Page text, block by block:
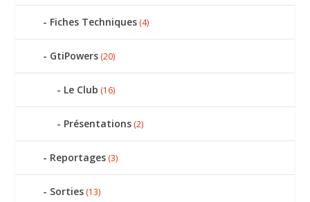
Fiches Techniques (4)
GtiPowers (20)
Le Club (16)
Présentations (2)
Reportages (3)
Sorties (13)